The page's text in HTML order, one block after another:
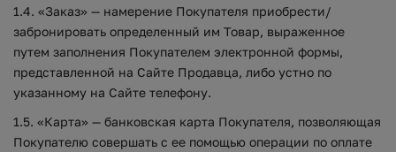
1.4. «Заказ» — намерение Покупателя приобрести/
забронировать определенный им Товар, выраженное
путем заполнения Покупателем электронной формы,
представленной на Сайте Продавца, либо устно по
указанному на Сайте телефону.
1.5. «Карта» — банковская карта Покупателя, позволяющая
Покупателю совершать с ее помощью операции по оплате